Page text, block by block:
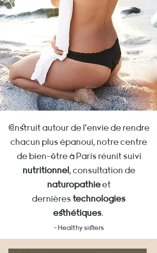
Construit autour de l’envie de rendre
chacun plus épanoui, notre centre
de bien-être à Paris réunit suivi
nutritionnel, consultationde
naturopathieet
dernièrestechnologies
esthétiques.
- Healthy sisters